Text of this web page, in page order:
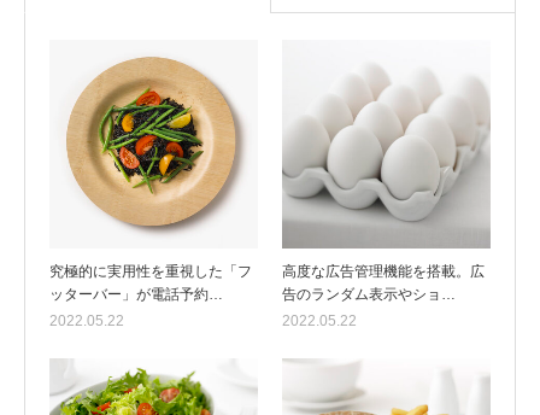
究極的に実用性を重視した「フ
ッターバー」が電話予約…
2022.05.22
高度な広告管理機能を搭載。広
告のランダム表示やショ…
2022.05.22